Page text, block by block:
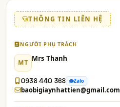
THÔNG TIN LIÊN HỆ
NGƯỜI PHỤ TRÁCH
MT Mrs Thanh
0938 440 368 Zalo
baobigiaynhattien@gmail.com